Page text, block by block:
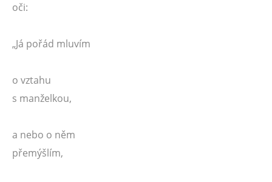
oči:
„Já pořád mluvím
o vztahu
s manželkou,
a nebo o něm
přemýšlím,